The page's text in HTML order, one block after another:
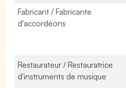
Fabricant / Fabricante
d'accordéons
Restaurateur / Restauratrice
d'instruments de musique